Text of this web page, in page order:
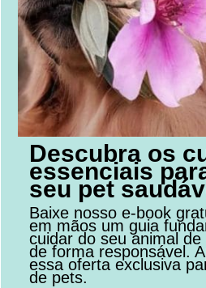
Descubra os
essenciais
seu pet
Baixe nosso e-book
em mãos um guia
cuidar do seu animal
de forma responsável.
essa oferta exclusiva
de pets.